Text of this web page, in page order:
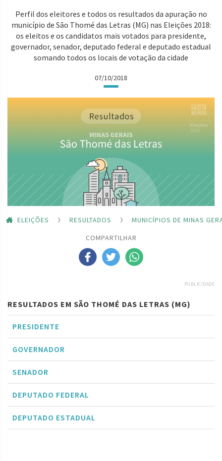
Perfil dos eleitores e todos os resultados da apuração no
município de São Thomé das Letras (MG) nas Eleições 2018:
os eleitos e os candidatos mais votados para presidente,
governador, senador, deputado federal e deputado estadual
somando todos os locais de votação da cidade
07/10/2018
ELEIÇÕES RESULTADOS
MUNICÍPIOS DE MINAS
COMPARTILHAR
PUBLICIDADE
RESULTADOS EM SÃO THOMÉ DAS LETRAS (MG)
PRESIDENTE
GOVERNADOR
SENADOR
DEPUTADO FEDERAL
DEPUTADO ESTADUAL